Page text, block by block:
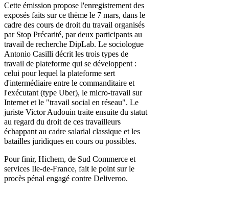
Cette émission propose l'enregistrement des
exposés faits sur ce thème le 7 mars, dans le
cadre des cours de droit du travail organisés
par Stop Précarité, par deux participants au
travail de recherche DipLab. Le sociologue
Antonio Casilli décrit les trois types de
travail de plateforme qui se développent :
celui pour lequel la plateforme sert
d'intermédiaire entre le commanditaire et
l'exécutant (type Uber), le micro-travail sur
Internet et le "travail social en réseau". Le
juriste Victor Audouin traite ensuite du statut
au regard du droit de ces travailleurs
échappant au cadre salarial classique et les
batailles juridiques en cours ou possibles.
Pour finir, Hichem, de Sud Commerce et
services Ile-de-France, fait le point sur le
procès pénal engagé contre Deliveroo.